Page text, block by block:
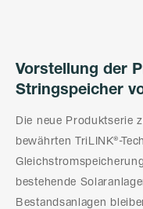
Vorstellung der
Stringspeicher
Die neue Produktserie
bewährten TriLINK®-
bestehende
Bestandsanlagen